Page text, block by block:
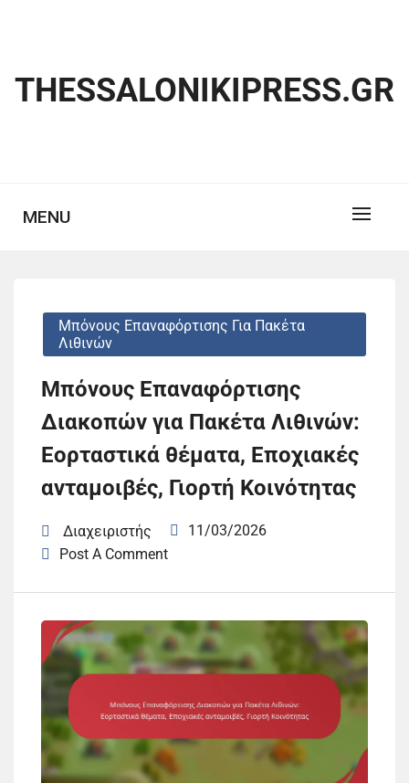
THESSALONIKIPRESS.GR
MENU
Μπόνους Επαναφόρτισης Για Πακέτα
Λιθινών
Μπόνους Επαναφόρτισης
Διακοπών για Πακέτα Λιθινών:
Εορταστικά θέματα, Εποχιακές
ανταμοιβές, Γιορτή Κοινότητας
Διαχειριστής
11/03/2026
Post A Comment